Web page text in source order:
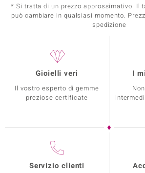
* Si tratta di un prezzo approssimativo. Il
può cambiare in qualsiasi momento.
spedizione
Gioielli veri
Il vostro esperto di gemme
preziose certificate
I
Servizio clienti